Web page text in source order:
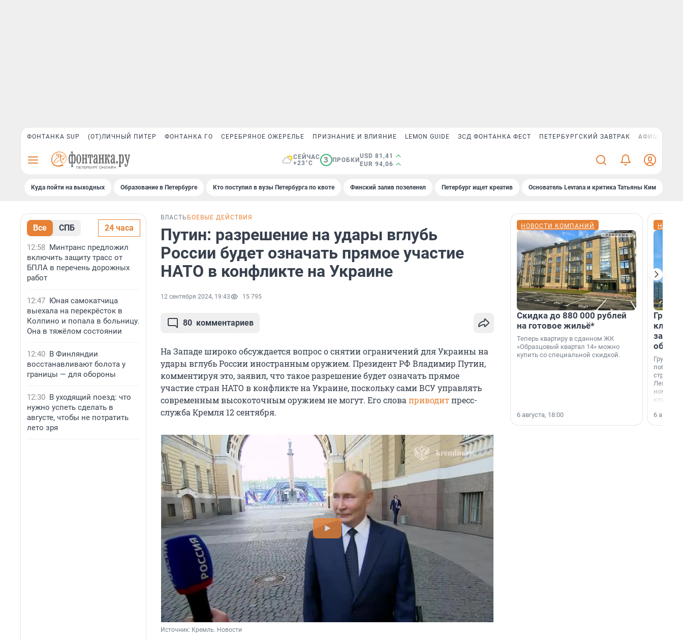
ФОНТАНКА SUP (ОТ)ЛИЧНЫЙ ПИТЕР ФОНТАНКА ГО СЕРЕБРЯНОЕ ОЖЕРЕЛЬЕ ПРИЗНАНИЕ И ВЛИЯНИЕ LEMON GUIDE ЗСД ФОНТАНКА ФЕСТ ПЕТЕРБУРГСКИЙ ЗАВТРАК АФИША PLUS
СЕЙЧАС
+23°C
3 ПРОБКИ
USD 81,41
EUR 94,06
Куда пойти на выходных Образование в Петербурге Кто поступил в вузы Петербурга по квоте Финский залив позеленел Петербург ищет креатив Основатель Levrana и критика Татьяны Ким
Все СПБ 24 часа
12:58 Минтранс предложил
включить защиту трасс от
БПЛА в перечень дорожных
работ
12:47 Юная самокатчица
выехала на перекрёсток в
Колпино и попала в больницу.
Она в тяжёлом состоянии
12:40 В Финляндии
восстанавливают болота у
границы — для обороны
12:30 В уходящий поезд: что
нужно успеть сделать в
августе, чтобы не потратить
лето зря
ВЛАСТЬ БОЕВЫЕ ДЕЙСТВИЯ
Путин: разрешение на удары вглубь
России будет означать прямое участие
НАТО в конфликте на Украине
12 сентября 2024, 19:43 15 795
80 комментариев
На Западе широко обсуждается вопрос о снятии ограничений для Украины на
удары вглубь России иностранным оружием. Президент РФ Владимир Путин,
комментируя это, заявил, что такое разрешение будет означать прямое
участие стран НАТО в конфликте на Украине, поскольку сами ВСУ управлять
современным высокоточным оружием не могут. Его слова приводитпресс-
служба Кремля 12 сентября.
Источник: Кремль. Новости
НОВОСТИ КОМПАНИЙ
Скидка до 880 000 рублей
на готовое жильё*
Теперь квартиру в сданном ЖК
«Образцовый квартал 14» можно
купить со специальной скидкой.
6 августа, 18:00
Группа
области».
6